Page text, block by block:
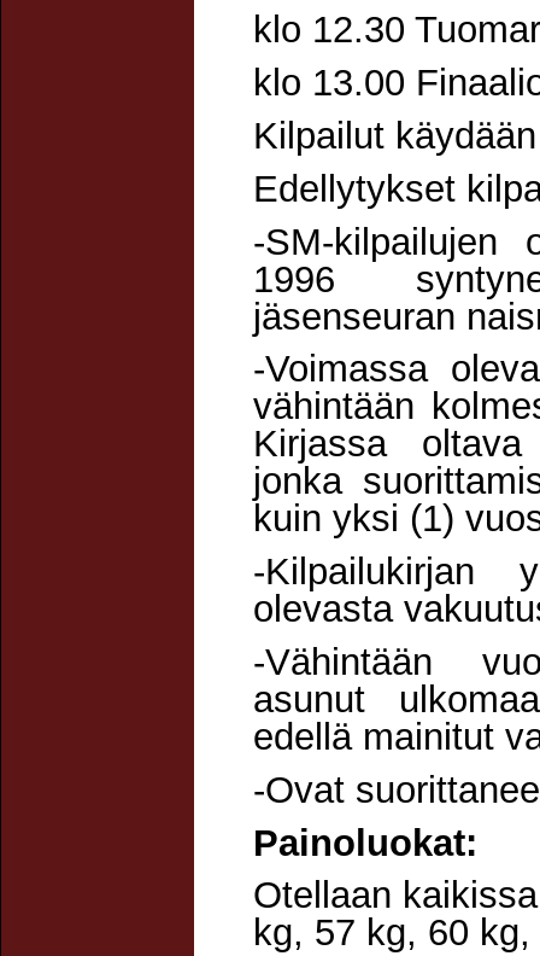
klo 12.30
klo 13.00
Kilpailut
Edellytykset
-SM-kilpailujen
1996
jäsenseuran
-Voimassa
vähintään
Kirjassa oltava
jonka
kuin yksi (1)
-Kilpailukirjan
olevasta
-Vähintään
asunut
edellä mainitut
-Ovat
Painoluokat:
Otellaan
kg, 57 kg, 60